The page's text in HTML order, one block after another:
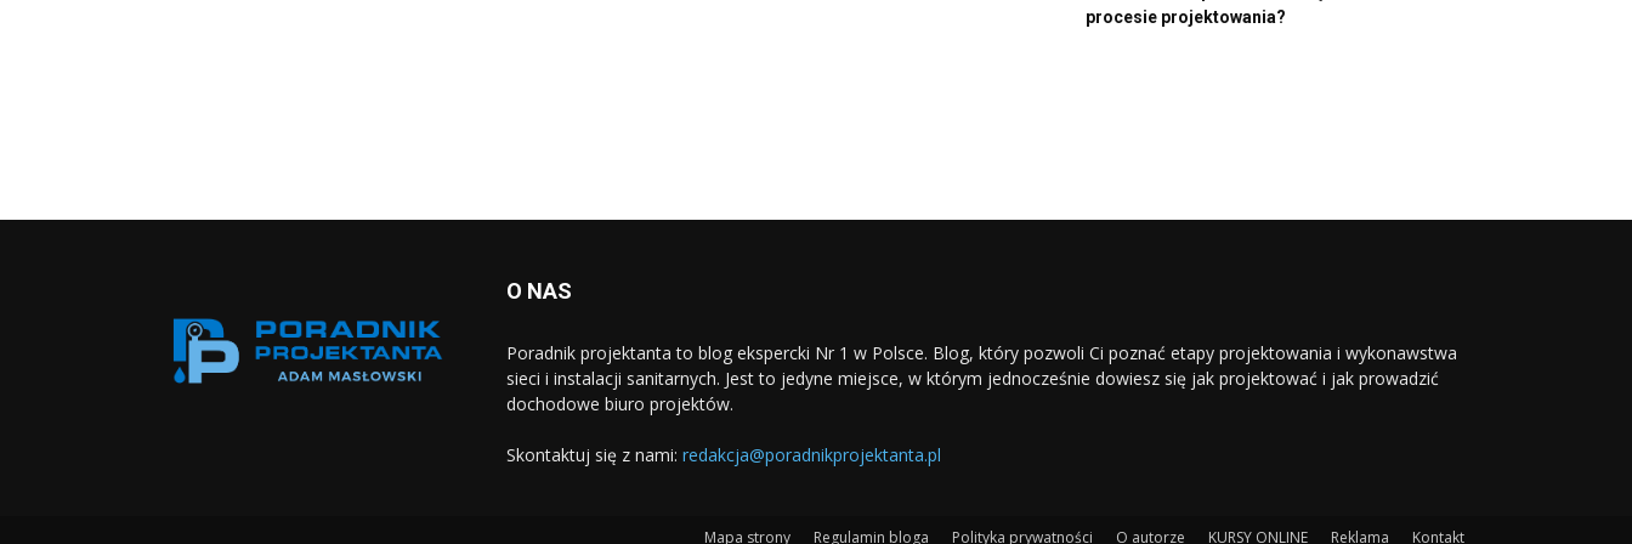
procesie projektowania?
O NAS
Poradnik projektanta to blog ekspercki Nr 1 w Polsce. Blog, który pozwoli Ci poznać etapy projektowania i wykonawstwa
sieci i instalacji sanitarnych. Jest to jedyne miejsce, w którym jednocześnie dowiesz się jak projektować i jak prowadzić
dochodowe biuro projektów.
Skontaktuj się z nami: redakcja@poradnikprojektanta.pl
Mapa strony Regulamin bloga Polityka prywatności O autorze KURSY ONLINE Reklama Kontakt